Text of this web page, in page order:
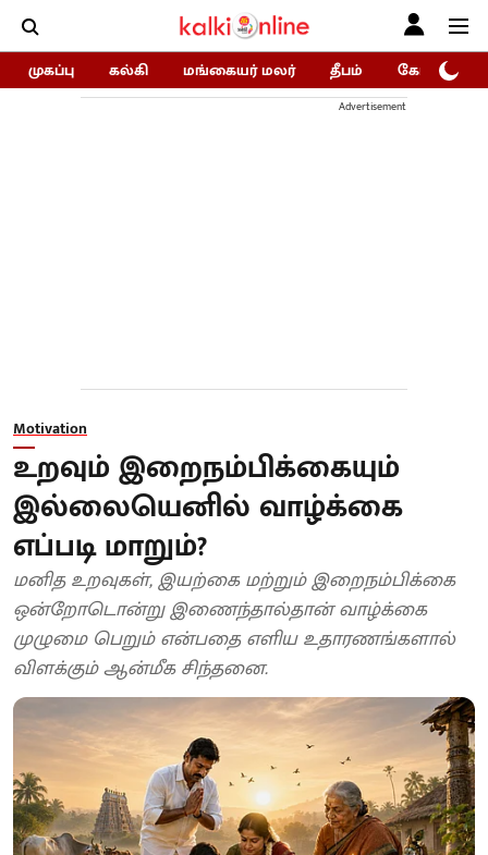
முகப்பு கல்கி மங்கையர் மலர் தீபம் கோகுலம்/
Advertisement
Motivation
உறவும் இறைநம்பிக்கையும்
இல்லையெனில் வாழ்க்கை
எப்படி மாறும்?
மனித உறவுகள், இயற்கை மற்றும் இறைநம்பிக்கை
ஒன்றோடொன்று இணைந்தால்தான் வாழ்க்கை
முழுமை பெறும் என்பதை எளிய உதாரணங்களால்
விளக்கும் ஆன்மீக சிந்தனை.